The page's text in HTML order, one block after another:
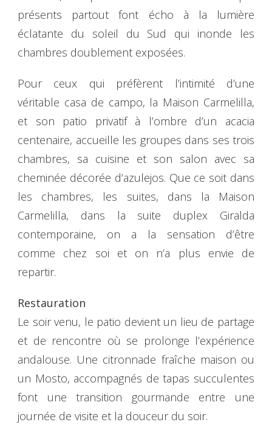
présents partout font écho à la lumière
éclatante du soleil du Sud qui inonde les
chambres doublement exposées.
Pour ceux qui préfèrent l’intimité d’une
véritable casa de campo, la Maison Carmelilla,
et son patio privatif à l’ombre d’un acacia
centenaire, accueille les groupes dans ses trois
chambres, sa cuisine et son salon avec sa
cheminée décorée d’azulejos. Que ce soit dans
les chambres, les suites, dans la Maison
Carmelilla, dans la suite duplex Giralda
contemporaine, on a la sensation d’être
comme chez soi et on n’a plus envie de
repartir.
Restauration
Le soir venu, le patio devient un lieu de partage
et de rencontre où se prolonge l’expérience
andalouse. Une citronnade fraîche maison ou
un Mosto, accompagnés de tapas succulentes
font une transition gourmande entre une
journée de visite et la douceur du soir.